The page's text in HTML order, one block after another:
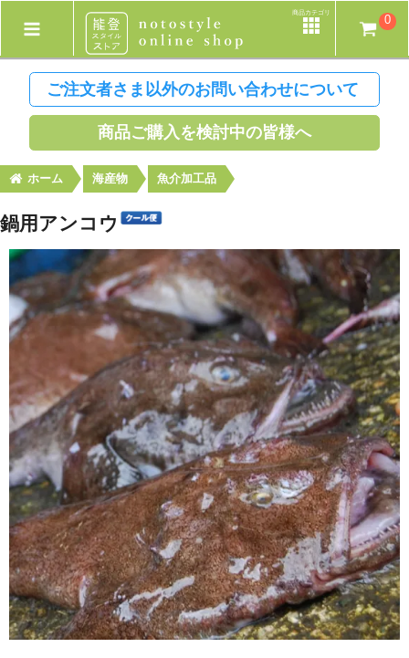
商品カテゴリ
0
ご注文者さま以外のお問い合わせについて
商品ご購入を検討中の皆様へ
ホーム 海産物 魚介加工品
鍋用アンコウ